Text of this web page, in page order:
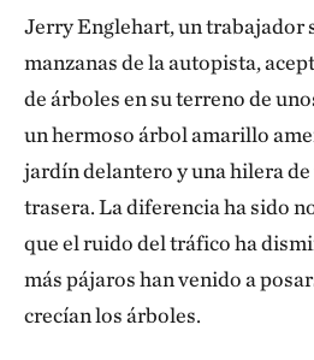
los árboles que tienen
pegajosas captan más
árboles también dispersan la
así que si los plantas juntos en
apretada, la contaminación del
empujada hacia la atmósfera,
en las casas vecinas. Las
son mejores en todo esto.
superficie de 360 grados en sus
Jerry Englehart, un trabajador
manzanas de la autopista,
de árboles en su terreno de
un hermoso árbol amarillo
jardín delantero y una hilera de
trasera. La diferencia ha sido
que el ruido del tráfico ha
más pájaros han venido a
crecían los árboles.